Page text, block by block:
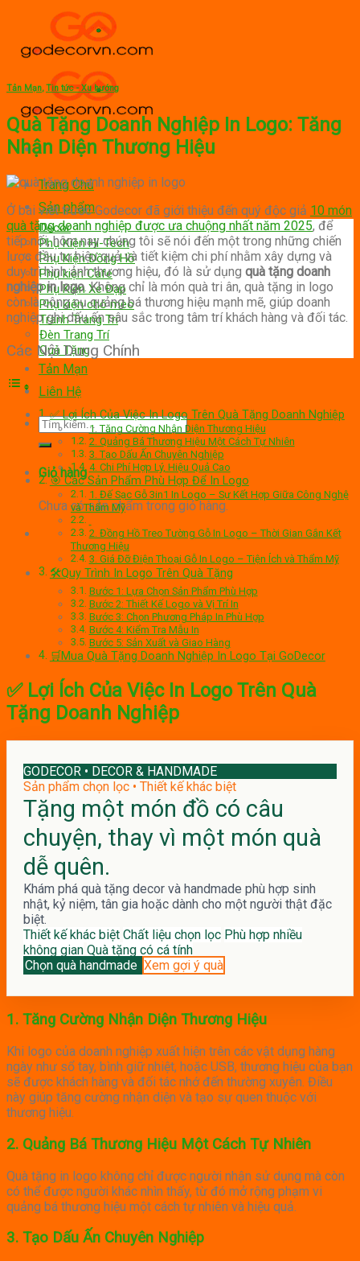
content
Trang Chủ
Sản phẩm
Decor
Phụ Kiện Hi-Tech
Phụ Kiện Đồng Hồ
Phụ kiện Cafe
Phụ Kiện Xe Đạp
Phụ kiện chó mèo
Tranh Trang Trí
Đèn Trang Trí
Quà Tặng
Tản Mạn
Liên Hệ
Tìm
kiếm:
Giỏ hàng
Chưa có sản phẩm trong giỏ hàng.
Tản Mạn,Tin tức - Xu hướng
Quà Tặng Doanh Nghiệp In Logo: Tăng
Nhận Diện Thương Hiệu
Ở bài viết trước Godecor đã giới thiệu đến quý độc giả 10 món
quà tặng doanh nghiệp được ưa chuộng nhất năm 2025, để
tiếp nối, hôm nay chúng tôi sẽ nói đến một trong những chiến
lược đầu tư hiệu quả và tiết kiệm chi phí nhằm xây dựng và
duy trì hình ảnh thương hiệu, đó là sử dụng quà tặng doanh
nghiệp in logo. Không chỉ là món quà tri ân, quà tặng in logo
còn là công cụ quảng bá thương hiệu mạnh mẽ, giúp doanh
nghiệp ghi dấu ấn sâu sắc trong tâm trí khách hàng và đối tác.
Các Nội Dung Chính
✅ Lợi Ích Của Việc In Logo Trên Quà Tặng Doanh Nghiệp
1. Tăng Cường Nhận Diện Thương Hiệu
2. Quảng Bá Thương Hiệu Một Cách Tự Nhiên
3. Tạo Dấu Ấn Chuyên Nghiệp
4. Chi Phí Hợp Lý, Hiệu Quả Cao
🎯 Các Sản Phẩm Phù Hợp Để In Logo
1. Đế Sạc Gỗ 3in1 In Logo – Sự Kết Hợp Giữa Công Nghệ
và Thẩm Mỹ
2. Đồng Hồ Treo Tường Gỗ In Logo – Thời Gian Gắn Kết
Thương Hiệu
3. Giá Đỡ Điện Thoại Gỗ In Logo – Tiện Ích và Thẩm Mỹ
🛠️Quy Trình In Logo Trên Quà Tặng
Bước 1: Lựa Chọn Sản Phẩm Phù Hợp
Bước 2: Thiết Kế Logo và Vị Trí In
Bước 3: Chọn Phương Pháp In Phù Hợp
Bước 4: Kiểm Tra Mẫu In
Bước 5: Sản Xuất và Giao Hàng
🛒Mua Quà Tặng Doanh Nghiệp In Logo Tại GoDecor
✅ Lợi Ích Của Việc In Logo Trên Quà
Tặng Doanh Nghiệp
GODECOR • DECOR & HANDMADE
Sản phẩm chọn lọc • Thiết kế khác biệt
Tặng một món đồ có câu
chuyện, thay vì một món quà
dễ quên.
Khám phá quà tặng decor và handmade phù hợp sinh
nhật, kỷ niệm, tân gia hoặc dành cho một người thật đặc
biệt.
Thiết kế khác biệt Chất liệu chọn lọc Phù hợp nhiều
không gian Quà tặng có cá tính
Chọn quà handmade Xem gợi ý quà
1. Tăng Cường Nhận Diện Thương Hiệu
Khi logo của doanh nghiệp xuất hiện trên các vật dụng hàng
ngày như sổ tay, bình giữ nhiệt, hoặc USB, thương hiệu của bạn
sẽ được khách hàng và đối tác nhớ đến thường xuyên. Điều
này giúp tăng cường nhận diện và tạo sự quen thuộc với
thương hiệu.
2. Quảng Bá Thương Hiệu Một Cách Tự Nhiên
Quà tặng in logo không chỉ được người nhận sử dụng mà còn
có thể được người khác nhìn thấy, từ đó mở rộng phạm vi
quảng bá thương hiệu một cách tự nhiên và hiệu quả.
3. Tạo Dấu Ấn Chuyên Nghiệp